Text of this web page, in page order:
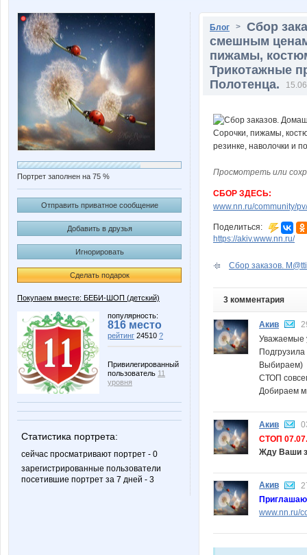
Портрет заполнен на 75 %
Отправить приватное сообщение
Добавить в друзья
Игнорировать
Сделать подарок
Покупаем вместе: БЕБИ-ШОП (детский)
популярность:
816 место
рейтинг 24510 ?
Привилегированный
пользователь 11
уровня
Статистика портрета:
сейчас просматривают портрет - 0
зарегистрированные пользователи
посетившие портрет за 7 дней - 3
Блог > Сбор
смешным
пижамы,
Трикотажные
Полотенца.
Просмотреть или
СБОР ЗДЕСЬ:
www.nn.ru/community/
Поделиться:
https://akiv.www.nn.ru/
Сбор заказов.
3 комментария
Акив
Уважаемые
Выбираем)
СТОП
Добираем
Акив
СТОП
Жду Ваши
Акив
www.nn.ru/